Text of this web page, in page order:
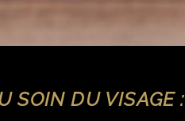
SOIN DU VISAGE :